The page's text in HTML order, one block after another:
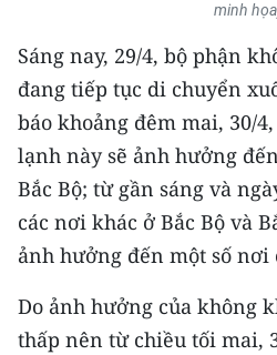
KIỂM CHỨNG THÔNG TIN
TRI THỨC CHUYÊN SÂU
54 DÂN TỘC VIỆT NAM
CHƯƠNG TRÌNH OCOP - MỖI
MỘT SẢN PHẨM
MEDIA CENTER
minh
Sáng nay, 29/4, bộ phận
đang tiếp tục di chuyển
báo khoảng đêm mai, 30/
lạnh này sẽ ảnh hưởng
Bắc Bộ; từ gần sáng và
các nơi khác ở Bắc Bộ và
ảnh hưởng đến một số nơi
Do ảnh hưởng của không
thấp nên từ chiều tối mai,